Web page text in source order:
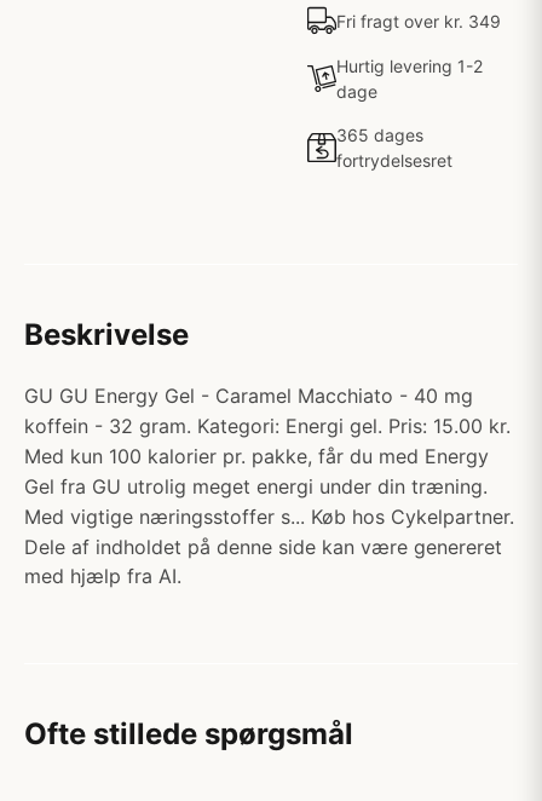
Fri fragt over kr. 349
Hurtig levering 1-2
dage
365 dages
fortrydelsesret
Beskrivelse
GU GU Energy Gel - Caramel Macchiato - 40 mg
koffein - 32 gram. Kategori: Energi gel. Pris: 15.00 kr.
Med kun 100 kalorier pr. pakke, får du med Energy
Gel fra GU utrolig meget energi under din træning.
Med vigtige næringsstoffer s... Køb hos Cykelpartner.
Dele af indholdet på denne side kan være genereret
med hjælp fra AI.
Ofte stillede spørgsmål